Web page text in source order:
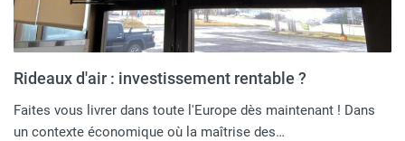
Rideaux d'air : investissement rentable ?
Faites vous livrer dans toute l'Europe dès maintenant ! Dans
un contexte économique où la maîtrise des…